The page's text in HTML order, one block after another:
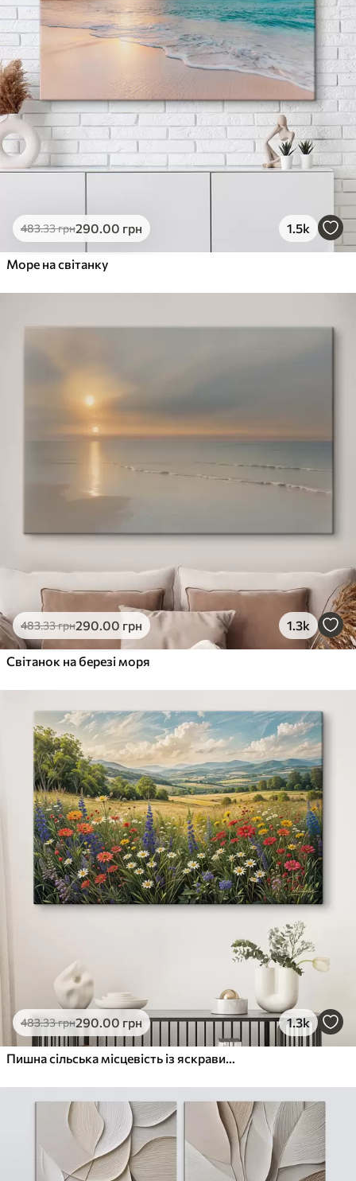
483.33грн290.00 грн 1.5k
Море на світанку
483.33грн290.00 грн 1.3k
Світанок на березі моря
483.33грн290.00 грн 1.3k
Пишна сільська місцевість із яскравим лугом диких квітів, наповненим різнокольоровими квітами під хмарним небом